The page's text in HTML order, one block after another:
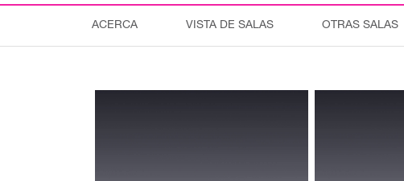
ACERCA VISTA DE SALAS OTRAS SALAS